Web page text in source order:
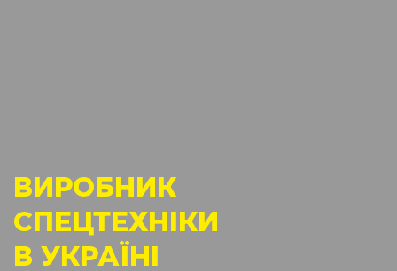
ВИРОБНИК
СПЕЦТЕХНІКИ
В УКРАЇНІ